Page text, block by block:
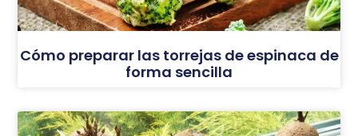
Cómo preparar las torrejas de espinaca de
forma sencilla